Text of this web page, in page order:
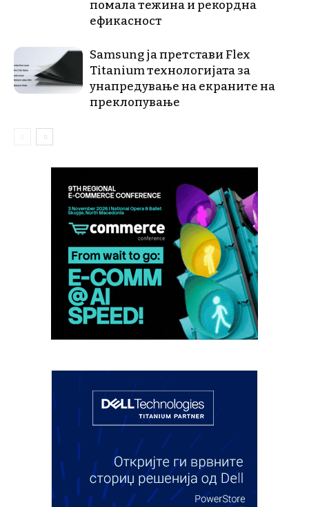
помала тежина и рекордна
ефикасност
Samsung ја претстави Flex
Titanium технологијата за
унапредување на екраните на
преклопување